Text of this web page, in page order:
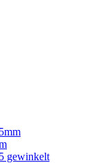
gewinkelt